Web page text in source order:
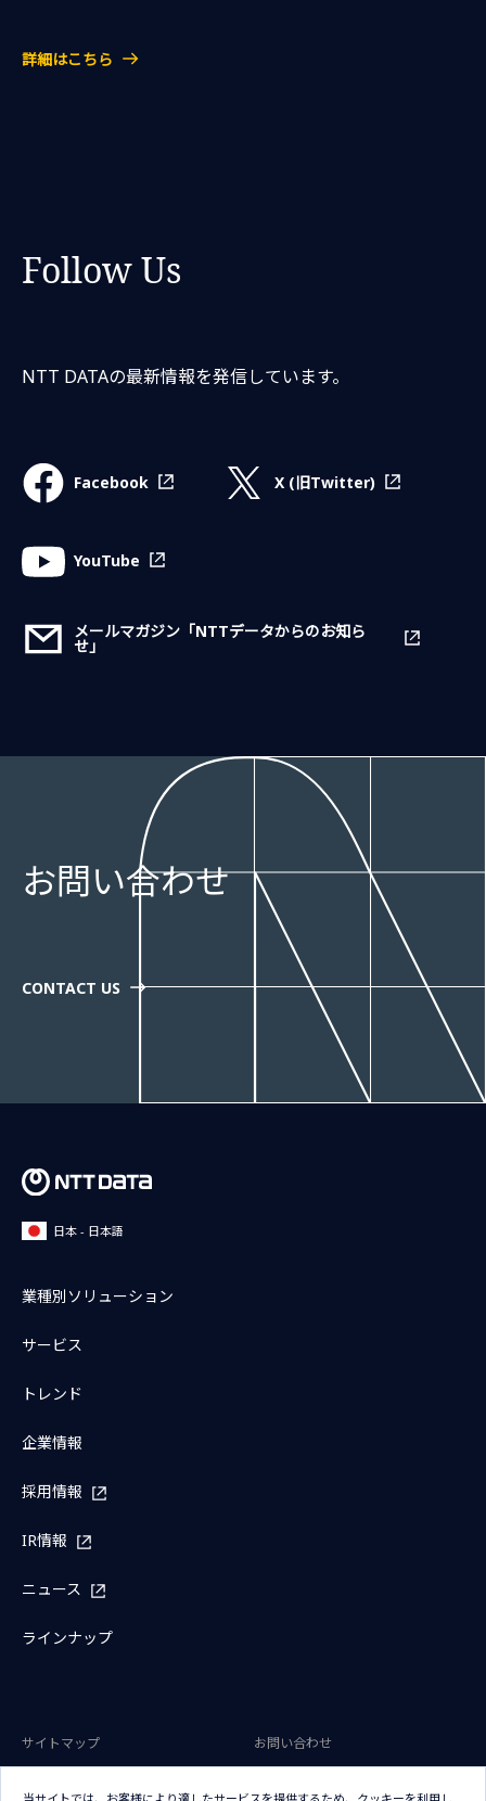
詳細はこちら
Follow Us
NTT DATAの最新情報を発信しています。
Facebook X (旧Twitter)
YouTube
メールマガジン「NTTデータからのお知ら
せ」
お問い合わせ
CONTACT US
日本 - 日本語
業種別ソリューション
サービス
トレンド
企業情報
採用情報
IR情報
ニュース
ラインナップ
サイトマップ
お問い合わせ